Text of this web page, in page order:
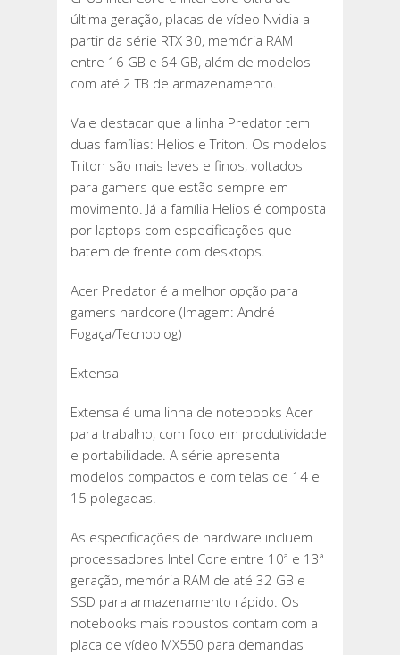
última geração, placas de vídeo Nvidia a
partir da série RTX 30, memória RAM
entre 16 GB e 64 GB, além de modelos
com até 2 TB de armazenamento.
Vale destacar que a linha Predator tem
duas famílias: Helios e Triton. Os modelos
Triton são mais leves e finos, voltados
para gamers que estão sempre em
movimento. Já a família Helios é composta
por laptops com especificações que
batem de frente com desktops.
Acer Predator é a melhor opção para
gamers hardcore (Imagem: André
Fogaça/Tecnoblog)
Extensa
Extensa é uma linha de notebooks Acer
para trabalho, com foco em produtividade
e portabilidade. A série apresenta
modelos compactos e com telas de 14 e
15 polegadas.
As especificações de hardware incluem
processadores Intel Core entre 10ª e 13ª
geração, memória RAM de até 32 GB e
SSD para armazenamento rápido. Os
notebooks mais robustos contam com a
placa de vídeo MX550 para demandas